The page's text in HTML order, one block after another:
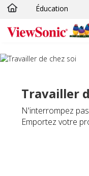
Passer au contenu
Éducation
Travailler
N'interrompez
Emportez votre